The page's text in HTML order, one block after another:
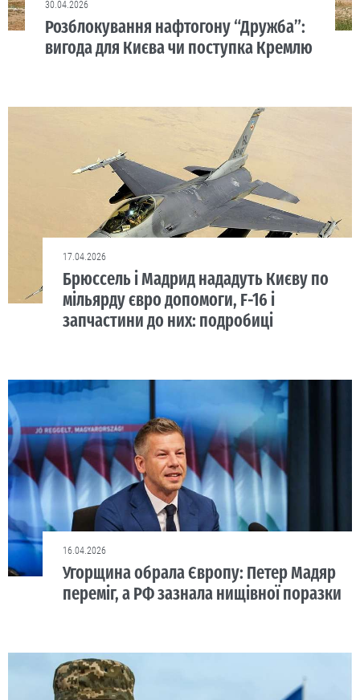
30.04.2026
Розблокування нафтогону “Дружба”:
вигода для Києва чи поступка Кремлю
17.04.2026
Брюссель і Мадрид нададуть Києву по
мільярду євро допомоги, F-16 і
запчастини до них: подробиці
16.04.2026
Угорщина обрала Європу: Петер Мадяр
переміг, а РФ зазнала нищівної поразки